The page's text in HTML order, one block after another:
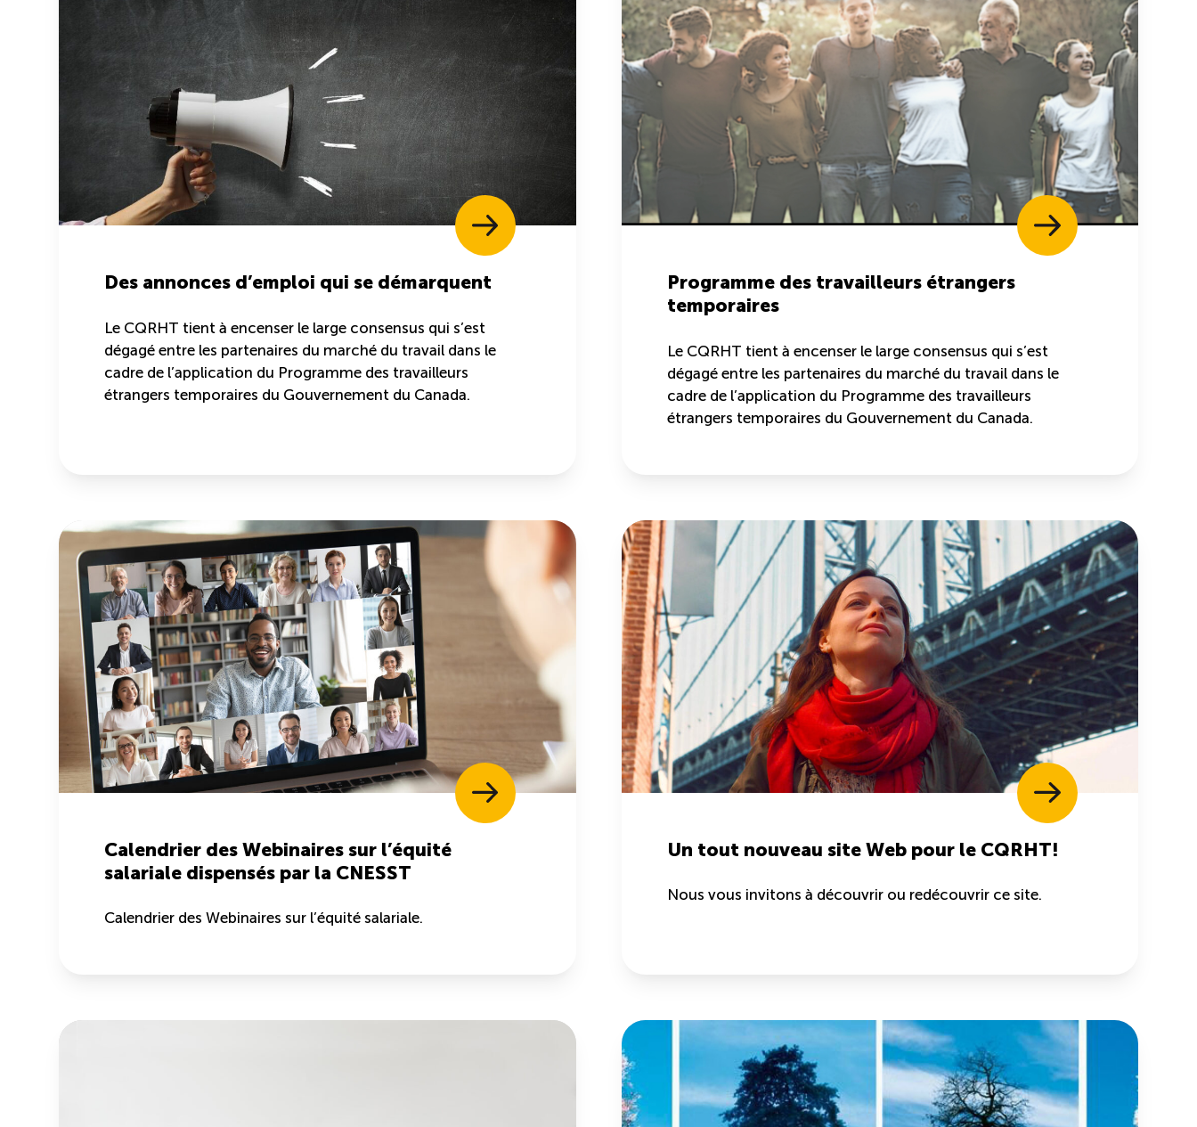
Des annonces d’emploi qui se démarquent
Le CQRHT tient à encenser le large consensus qui s’est
dégagé entre les partenaires du marché du travail dans le
cadre de l’application du Programme des travailleurs
étrangers temporaires du Gouvernement du Canada.
Programme des travailleurs étrangers
temporaires
Le CQRHT tient à encenser le large consensus qui s’est
dégagé entre les partenaires du marché du travail dans le
cadre de l’application du Programme des travailleurs
étrangers temporaires du Gouvernement du Canada.
Calendrier des Webinaires sur l’équité
salariale dispensés par la CNESST
Calendrier des Webinaires sur l’équité salariale.
Un tout nouveau site Web pour le CQRHT!
Nous vous invitons à découvrir ou redécouvrir ce site.